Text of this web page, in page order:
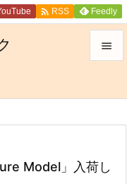

サイド
前へ
 RSS Feedly
Model」入荷し